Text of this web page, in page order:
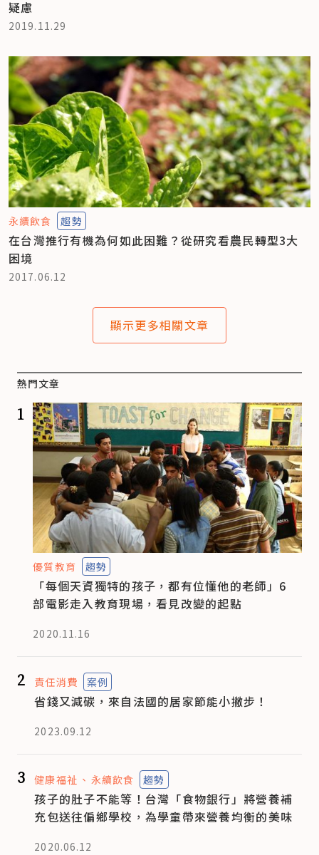
疑慮
2019.11.29
永續飲食 趨勢
在台灣推行有機為何如此困難？從研究看農民轉型3大
困境
2017.06.12
顯示更多相關文章
熱門文章
1
優質教育 趨勢
「每個天資獨特的孩子，都有位懂他的老師」6
部電影走入教育現場，看見改變的起點
2020.11.16
2 責任消費 案例
省錢又減碳，來自法國的居家節能小撇步！
2023.09.12
3 健康福祉 永續飲食 趨勢
孩子的肚子不能等！台灣「食物銀行」將營養補
充包送往偏鄉學校，為學童帶來營養均衡的美味
2020.06.12